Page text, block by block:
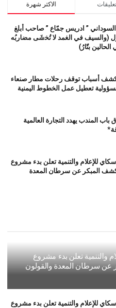
الاكثر شهرة
” ادريس جمّاع ” صاحب أبلغ
(وﺍﻟﺴﻴﻒ ﻓﻲ الغمد ﻻ ﺗُﺨشَى مضاربُه
ﺑﺘّﺎﺭُ)
يكشف أسباب توقف رحلات مطار صنعاء
تعطيل عمل الخطوط اليمنية
المندب يهدد التجارة العالمية
للإعلام والتنمية تعلن بدء مشروع
المبكر عن سرطان المعدة
والتنمية تعلن بدء مشروع
عن سرطان المعدة والقولون
للإعلام والتنمية تعلن بدء مشروع